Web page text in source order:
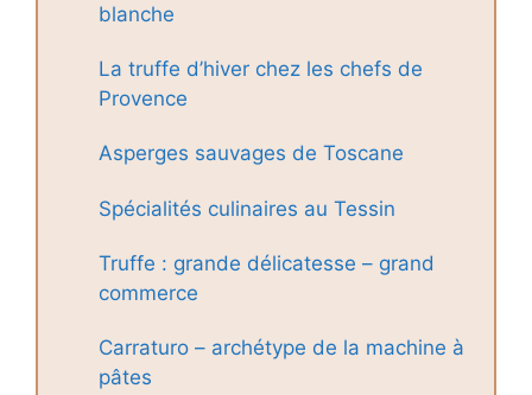
blanche
La truffe d’hiver chez les chefs de
Provence
Asperges sauvages de Toscane
Spécialités culinaires au Tessin
Truffe : grande délicatesse – grand
commerce
Carraturo – archétype de la machine à
pâtes